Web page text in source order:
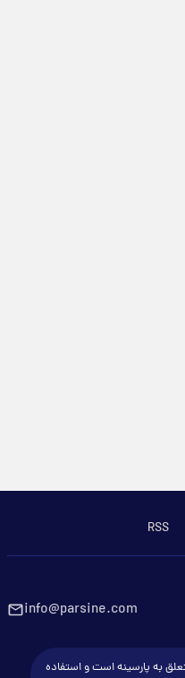
RSS
info@parsine.com
به پارسینه است و استفاده